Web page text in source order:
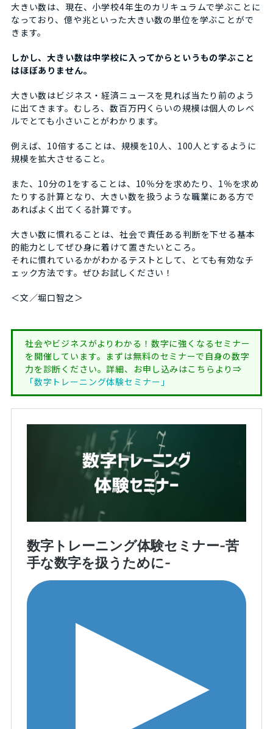
大きい数は、現在、小学校4年生のカリキュラムで学ぶことに
なっており、億や兆といった大きい数の単位を学ぶことがで
きます。
しかし、大きい数は中学校に入ってからというもの学ぶこと
はほぼありません。
大きい数はビジネス・経済ニュースを見れば当たり前のよう
に出てきます。むしろ、数百万円くらいの規模は個人のレベ
ルでとても小さいことがわかります。
例えば、10倍することは、規模を10人、100人とするように
規模を拡大させること。
また、10分の1をすることは、10％分を求めたり、1％を求め
たりする計算となり、大きい数を扱うような職業にある方で
あればよく出てくる計算です。
大きい数に慣れることは、社会で責任ある判断を下せる基本
的能力としてぜひ身に着けて置きたいところ。
それに慣れているかがわかるテストとして、とても有効なチ
ェック方法です。ぜひお試しください！
＜文／堀口智之＞
社会やビジネスがよりわかる！数字に強くなるセミナー
を開催しています。まずは無料のセミナーで自身の数字
力を診断ください。詳細、お申し込みはこちらより⇒
「数字トレーニング体験セミナー」